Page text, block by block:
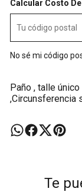
Calcular Costo De
No sé mi código
Paño , talle
,Circunsferencia
Te